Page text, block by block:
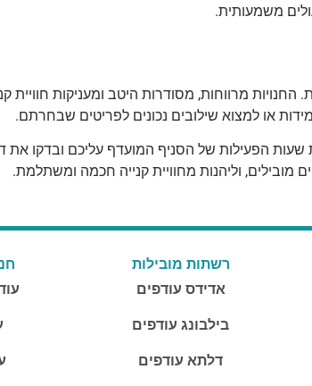
משמעותית.
מרווחות, מסודרות היטב ומעניקות חוויית
או למצוא שילובים נכונים לפריטים שבחרתם.
הפעילות של הסניף המועדף עליכם ובדקו את
רשתות מובילות
אדידס עודפים
בילבונג עודפים
דלתא עודפים